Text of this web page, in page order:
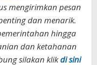
mengirimkan pesan
dan menarik.
hingga
dan ketahanan
silakan klikdi sini